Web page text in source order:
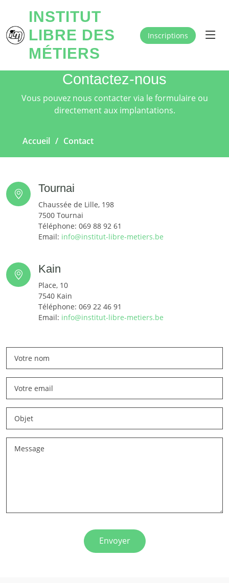
INSTITUT
LIBRE DES
MÉTIERS
Inscriptions
Contactez-nous
Vous pouvez nous contacter via le formulaire ou
directement aux implantations.
Accueil Contact
Tournai
Chaussée de Lille, 198
7500 Tournai
Téléphone: 069 88 92 61
Email: info@institut-libre-metiers.be
Kain
Place, 10
7540 Kain
Téléphone: 069 22 46 91
Email: info@institut-libre-metiers.be
Envoyer